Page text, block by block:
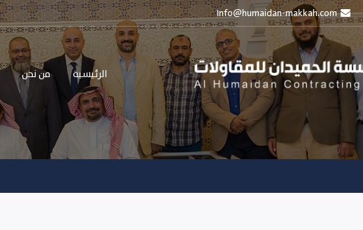
Info@humaidan-makkah.com
الرئيسية من نحن